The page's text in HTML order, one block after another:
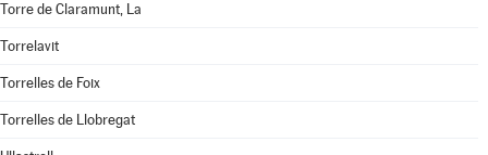
Torre de Claramunt, La
Torrelavit
Torrelles de Foix
Torrelles de Llobregat